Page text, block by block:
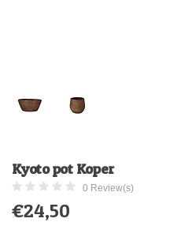
Kyoto pot Koper
0 Review(s)
€24,50